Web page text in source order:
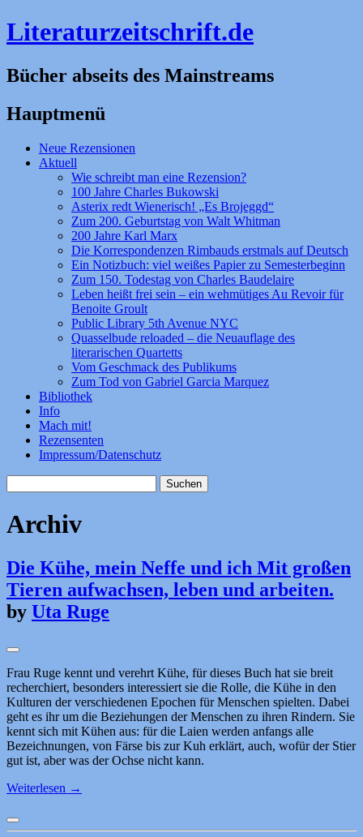
Literaturzeitschrift.de
Bücher abseits des Mainstreams
Hauptmenü
Zum
Inhalt
Neue Rezensionen
Aktuell
Wie schreibt man eine Rezension?
100 Jahre Charles Bukowski
Asterix redt Wienerisch! „Es Brojeggd“
Zum 200. Geburtstag von Walt Whitman
200 Jahre Karl Marx
Die Korrespondenzen Rimbauds erstmals auf Deutsch
Ein Notizbuch: viel weißes Papier zu Semesterbeginn
Zum 150. Todestag von Charles Baudelaire
Leben heißt frei sein – ein wehmütiges Au Revoir für
Benoite Groult
Public Library 5th Avenue NYC
Quasselbude reloaded – die Neuauflage des
literarischen Quartetts
Vom Geschmack des Publikums
Zum Tod von Gabriel Garcia Marquez
Bibliothek
Info
Mach mit!
Rezensenten
Impressum/Datenschutz
nach:
Archiv
Die Kühe, mein Neffe und ich Mit großen
Tieren aufwachsen, leben und arbeiten.
by Uta Ruge
Frau Ruge kennt und verehrt Kühe, für dieses Buch hat sie breit
recherchiert, besonders interessiert sie die Rolle, die Kühe in den
Kulturen der verschiedenen Epochen für Menschen spielten. Dabei
geht es ihr um die Beziehungen der Menschen zu ihren Rindern. Sie
kennt sich mit Kühen aus: für die Laien werden anfangs alle
Bezeichnungen, von Färse bis zur Kuh erklärt, auch, wofür der Stier
gut ist, aber was der Ochse nicht kann.
Weiterlesen →